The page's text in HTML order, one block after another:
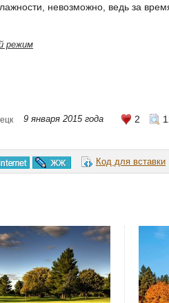
невозможно, ведь за
режим
9 января 2015 года 2
Код для вставки